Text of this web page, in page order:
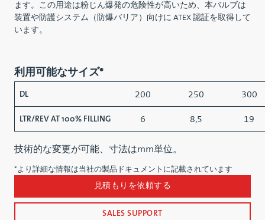
ます。この用途は粉じん爆発の危険性が高いため、本バルブは
装置や防護システム（防爆バリア）向けに ATEX 認証を取得して
います。
利用可能なサイズ*
DL 200 250 300
LTR/REV AT 100% FILLING 6 8,5 19
技術的な変更が可能、寸法はmm単位。
*より詳細な情報は当社の製品ドキュメントに記載されています
見積もりを依頼する
SALES SUPPORT